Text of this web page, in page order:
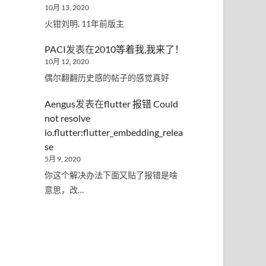
10月 13, 2020
火钳刘明, 11年前版主
PACI发表在2010等着我,我来了！
10月 12, 2020
偶尔翻翻历史感的帖子的感觉真好
Aengus发表在flutter 报错 Could
not resolve
io.flutter:flutter_embedding_relea
se
5月 9, 2020
你这个解决办法下面又贴了报错是啥
意思，改…